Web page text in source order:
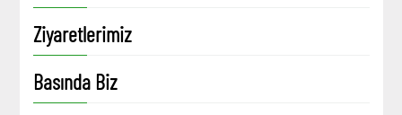
Ziyaretlerimiz
Basında Biz